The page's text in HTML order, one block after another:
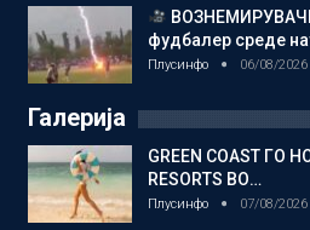
фудбалер среде
Плусинфо 06/08/2026
Галерија
GREEN COAST ГО
RESORTS ВО…
Плусинфо 07/08/2026